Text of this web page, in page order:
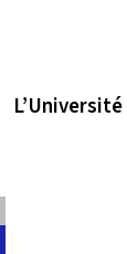
L’Université